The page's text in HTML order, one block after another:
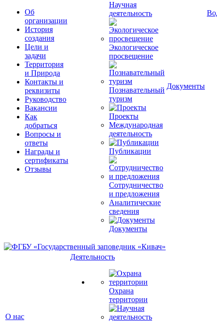
Об
организации
История
создания
Цели и
задачи
Территория
и Природа
Контакты и
реквизиты
Руководство
Вакансии
Как
добраться
Вопросы и
ответы
Награды и
сертификаты
Отзывы
Научная
деятельность
Экологическое
просвещение
Познавательный
туризм
Проекты
Международная
деятельность
Публикации
Сотрудничество
и предложения
Аналитические
сведения
Документы
Документы
О нас
Деятельность
Охрана
территории